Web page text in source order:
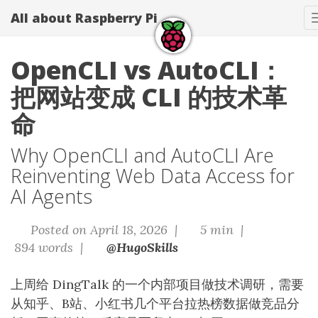
All about Raspberry Pi
OpenCLI vs AutoCLI：
把网站变成 CLI 的技术革
命
Why OpenCLI and AutoCLI Are
Reinventing Web Data Access for
AI Agents
Posted on April 18, 2026 |
5 min |
894 words |
@HugoSkills
上周给 DingTalk 的一个内部项目做技术调研，需要
从知乎、B站、小红书几个平台拉热榜数据做竞品分